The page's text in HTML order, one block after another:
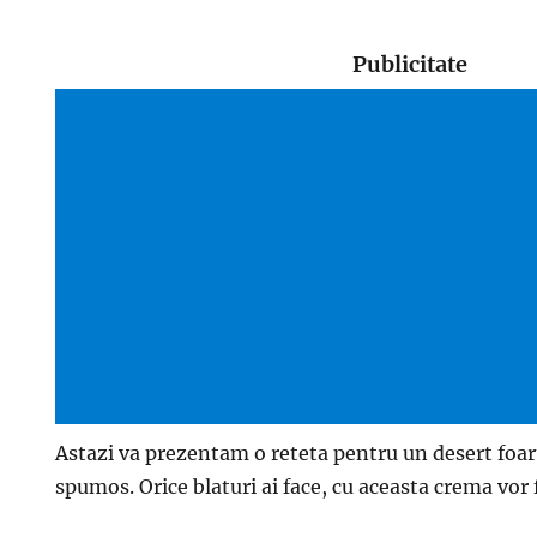
Publicitate
Astazi va prezentam o reteta pentru un desert
spumos. Orice blaturi ai face, cu aceasta crema